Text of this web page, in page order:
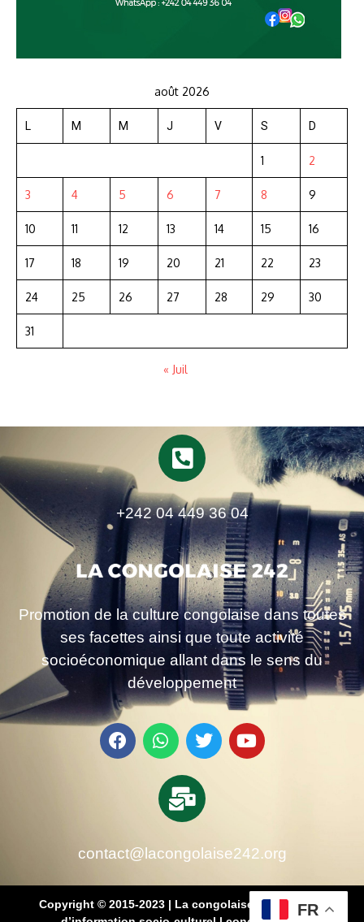
août 2026
L M M J V S D
1 2
3 4 5 6 7 8 9
10 11 12 13 14 15 16
17 18 19 20 21 22 23
24 25 26 27 28 29 30
31
« Juil
+242 04 449 36 04
Promotion de la culture congolaise dans toutes
ses facettes ainsi que toute activité
socioéconomique allant dans le sens du
développement
contact@lacongolaise242.org
Copyright © 2015-2023 | La congolaise 242 – média
FR